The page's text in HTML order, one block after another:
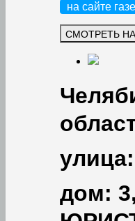
на сайте
дом: